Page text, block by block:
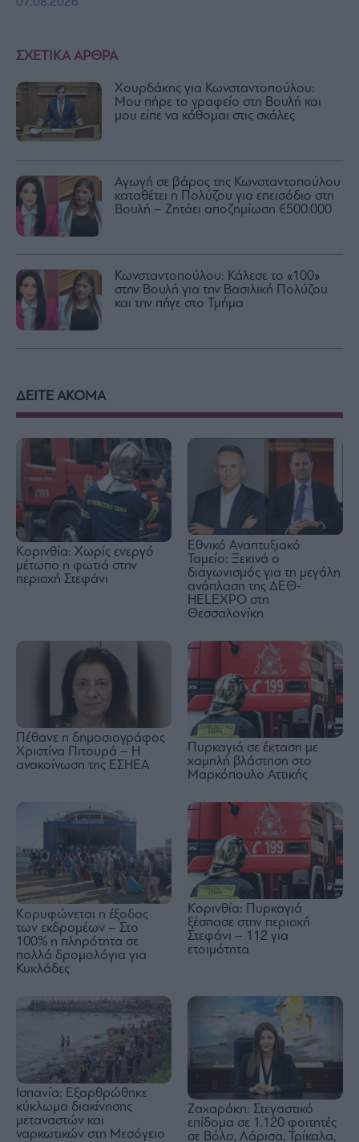
ΣΧΕΤΙΚΑ ΑΡΘΡΑ
Χουρδάκης για Κωνσταντοπούλου:
Μου πήρε το γραφείο στη Βουλή και
μου είπε να κάθομαι στις σκάλες
Αγωγή σε βάρος της Κωνσταντοπούλου
καταθέτει η Πολύζου για επεισόδιο στη
Βουλή – Ζητάει αποζημίωση €500.000
Κωνσταντοπούλου: Κάλεσε το «100»
στην Βουλή για την Βασιλική Πολύζου
και την πήγε στο Τμήμα
07.08.2026
ΔΕΙΤΕ ΑΚΟΜΑ
Κορινθία: Χωρίς ενεργό
μέτωπο η φωτιά στην
περιοχή Στεφάνι
Εθνικό Αναπτυξιακό
Ταμείο: Ξεκινά ο
διαγωνισμός για τη μεγάλη
ανάπλαση της ΔΕΘ-
HELEXPO στη
Θεσσαλονίκη
Πέθανε η δημοσιογράφος
Χριστίνα Πιτουρά – Η
ανακοίνωση της ΕΣΗΕΑ
Πυρκαγιά σε έκταση με
χαμηλή βλάστηση στο
Μαρκόπουλο Αττικής
Κορυφώνεται η έξοδος
των εκδρομέων – Στο
100% η πληρότητα σε
πολλά δρομολόγια για
Κυκλάδες
Κορινθία: Πυρκαγιά
ξέσπασε στην περιοχή
Στεφάνι – 112 για
ετοιμότητα
Ισπανία: Εξαρθρώθηκε
κύκλωμα διακίνησης
μεταναστών και
ναρκωτικών στη Μεσόγειο
Ζαχαράκη: Στεγαστικό
επίδομα σε 1.120 φοιτητές
σε Βόλο, Λάρισα, Τρίκαλα,